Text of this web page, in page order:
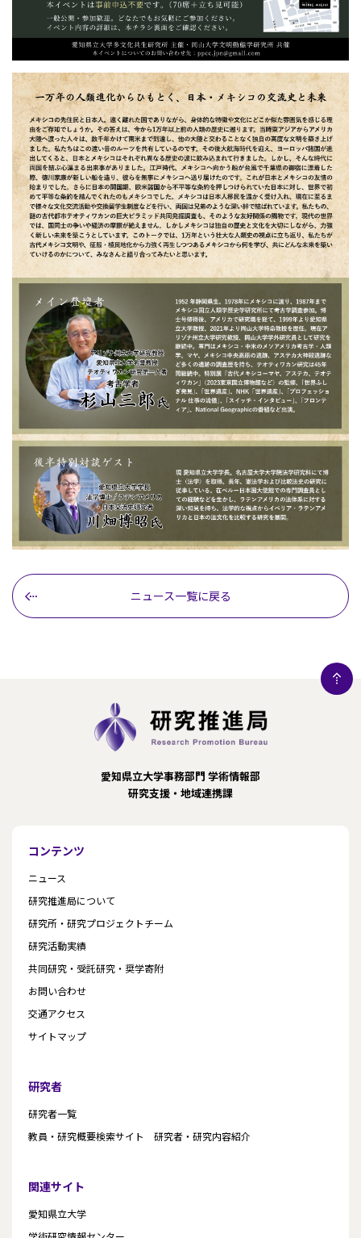
ニュース一覧に戻る
愛知県立大学事務部門 学術情報部
研究支援・地域連携課
コンテンツ
ニュース
研究推進局について
研究所・研究プロジェクトチーム
研究活動実績
共同研究・受託研究・奨学寄附
お問い合わせ
交通アクセス
サイトマップ
研究者
研究者一覧
教員・研究概要検索サイト 研究者・研究内容紹介
関連サイト
愛知県立大学